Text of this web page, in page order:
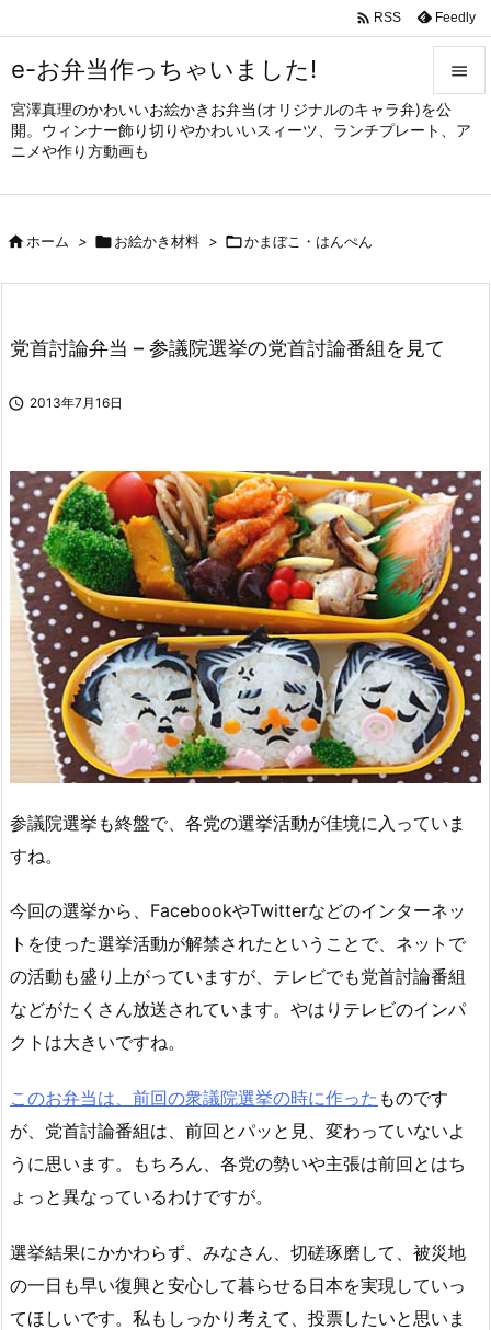
e-お弁当作っちゃいました!
宮澤真理のかわいいお絵かきお弁当(オリジナルのキャラ弁)を公
開。ウィンナー飾り切りやかわいいスィーツ、ランチプレート、ア
ニメや作り方動画も


メニュ
サイド

 RSS Feedly
ホーム > お絵かき材料 > かまぼこ・はんぺん
党首討論弁当 – 参議院選挙の党首討論番組を見て
 2013年7月16日
参議院選挙も終盤で、各党の選挙活動が佳境に入っていま
すね。
今回の選挙から、FacebookやTwitterなどのインターネッ
トを使った選挙活動が解禁されたということで、ネットで
の活動も盛り上がっていますが、テレビでも党首討論番組
などがたくさん放送されています。やはりテレビのインパ
クトは大きいですね。
このお弁当は、前回の衆議院選挙の時に作った ものです
が、党首討論番組は、前回とパッと見、変わっていないよ
うに思います。もちろん、各党の勢いや主張は前回とはち
ょっと異なっているわけですが。
選挙結果にかかわらず、みなさん、切磋琢磨して、被災地
の一日も早い復興と安心して暮らせる日本を実現していっ
てほしいです。私もしっかり考えて、投票したいと思いま